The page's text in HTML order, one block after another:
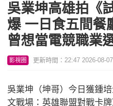
吳業坤高雄拍《
爆 一日食五間餐
曾想當電競職業
影視圈 更新時間：22:47 2026-08-
吳業坤（坤哥）今日獲鍾
文戰場：英雄聯盟對戰卡